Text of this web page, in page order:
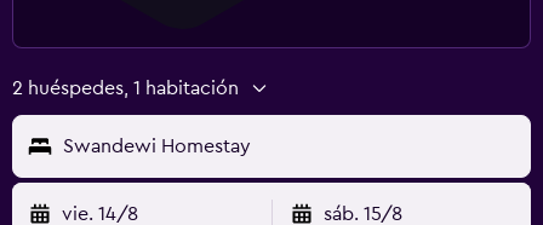
2 huéspedes, 1 habitación
Swandewi Homestay
vie. 14/8 sáb. 15/8